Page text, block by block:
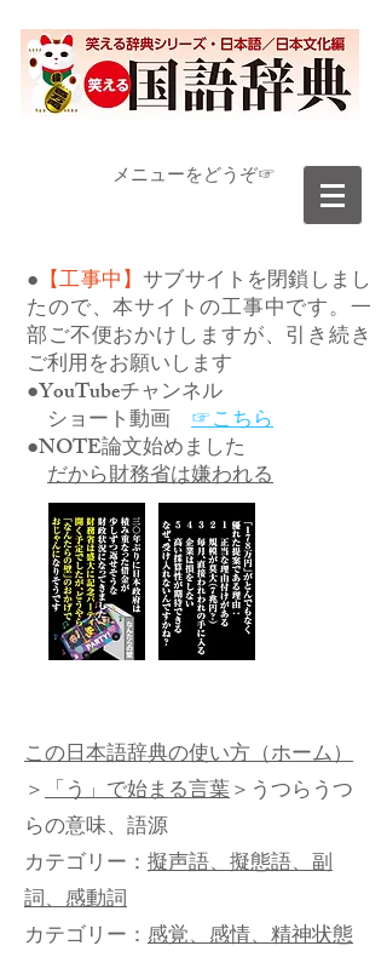
​メニューをどうぞ☞
● 【工事中】サブサイトを閉鎖しまし
たので、本サイトの工事中です。一
部ご不便おかけしますが、引き続き
ご利用をお願いします
●YouTubeチャンネル
ショート動画 ☞こちら
●NOTE論文始めました
だから財務省は嫌われる
この日本語辞典の使い方（ホーム）
＞「う」で始まる言葉＞うつらうつ
らの意味、語源
カテゴリー： 擬声語、擬態語、副
詞、感動詞
カテゴリー： 感覚、感情、精神状態